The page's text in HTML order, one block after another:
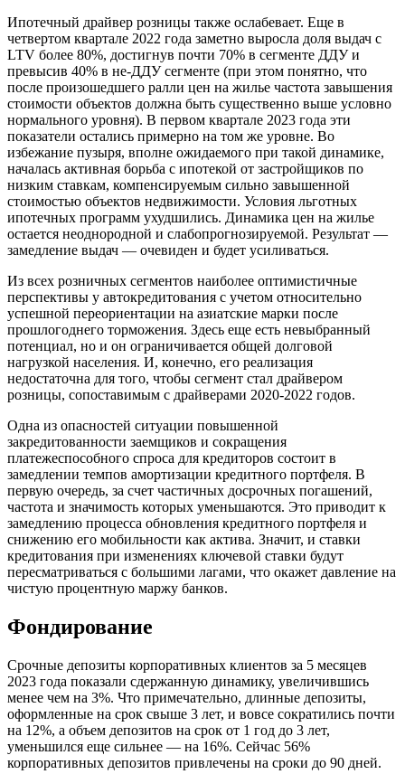
Ипотечный драйвер розницы также ослабевает. Еще в
четвертом квартале 2022 года заметно выросла доля выдач с
LTV более 80%, достигнув почти 70% в сегменте ДДУ и
превысив 40% в не-ДДУ сегменте (при этом понятно, что
после произошедшего ралли цен на жилье частота завышения
стоимости объектов должна быть существенно выше условно
нормального уровня). В первом квартале 2023 года эти
показатели остались примерно на том же уровне. Во
избежание пузыря, вполне ожидаемого при такой динамике,
началась активная борьба с ипотекой от застройщиков по
низким ставкам, компенсируемым сильно завышенной
стоимостью объектов недвижимости. Условия льготных
ипотечных программ ухудшились. Динамика цен на жилье
остается неоднородной и слабопрогнозируемой. Результат —
замедление выдач — очевиден и будет усиливаться.
Из всех розничных сегментов наиболее оптимистичные
перспективы у автокредитования с учетом относительно
успешной переориентации на азиатские марки после
прошлогоднего торможения. Здесь еще есть невыбранный
потенциал, но и он ограничивается общей долговой
нагрузкой населения. И, конечно, его реализация
недостаточна для того, чтобы сегмент стал драйвером
розницы, сопоставимым с драйверами 2020-2022 годов.
Одна из опасностей ситуации повышенной
закредитованности заемщиков и сокращения
платежеспособного спроса для кредиторов состоит в
замедлении темпов амортизации кредитного портфеля. В
первую очередь, за счет частичных досрочных погашений,
частота и значимость которых уменьшаются. Это приводит к
замедлению процесса обновления кредитного портфеля и
снижению его мобильности как актива. Значит, и ставки
кредитования при изменениях ключевой ставки будут
пересматриваться с большими лагами, что окажет давление на
чистую процентную маржу банков.
Фондирование
Срочные депозиты корпоративных клиентов за 5 месяцев
2023 года показали сдержанную динамику, увеличившись
менее чем на 3%. Что примечательно, длинные депозиты,
оформленные на срок свыше 3 лет, и вовсе сократились почти
на 12%, а объем депозитов на срок от 1 год до 3 лет,
уменьшился еще сильнее — на 16%. Сейчас 56%
корпоративных депозитов привлечены на сроки до 90 дней.